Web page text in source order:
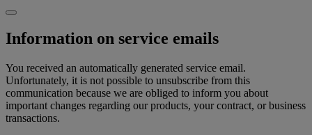
Information on service emails
You received an automatically generated service email.
Unfortunately, it is not possible to unsubscribe from this
communication because we are obliged to inform you about
important changes regarding our products, your contract, or business
transactions.